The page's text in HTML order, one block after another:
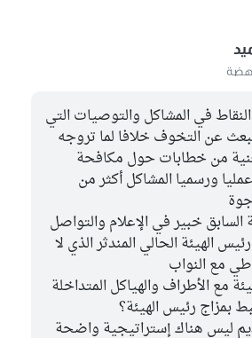
في المشاكل والتوصيات التي
عن التخوف خلافا لما تروجه
من خطابات حول مكافحة
ورسميا المشاكل أكثر من
السابق خبير في الإعلام والتواصل
الهيئة الحالي المندثر الذي لا
مع النواب
مع الأطراف والهياكل المتداخلة
بمزاج رئيس الهيئة؟
ليس هناك إستراتيجية واضحة